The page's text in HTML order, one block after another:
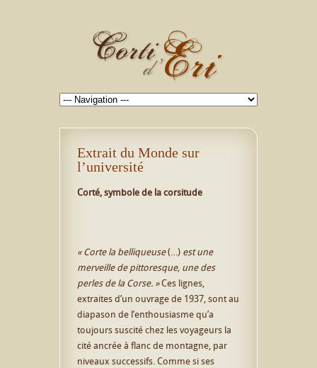
Extrait du Monde sur
l’université
Corté, symbole de la corsitude
« Corte la belliqueuse(…) est une
merveille de pittoresque, une des
perles de la Corse. »Ces lignes,
extraites d’un ouvrage de 1937, sont au
diapason de l’enthousiasme qu’a
toujours suscité chez les voyageurs la
cité ancrée à flanc de montagne, par
niveaux successifs. Comme si ses